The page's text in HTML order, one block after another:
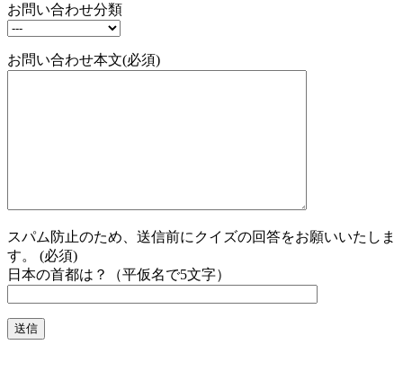
お問い合わせ分類
お問い合わせ本文(必須)
スパム防止のため、送信前にクイズの回答をお願いいたしま
す。 (必須)
日本の首都は？（平仮名で5文字）